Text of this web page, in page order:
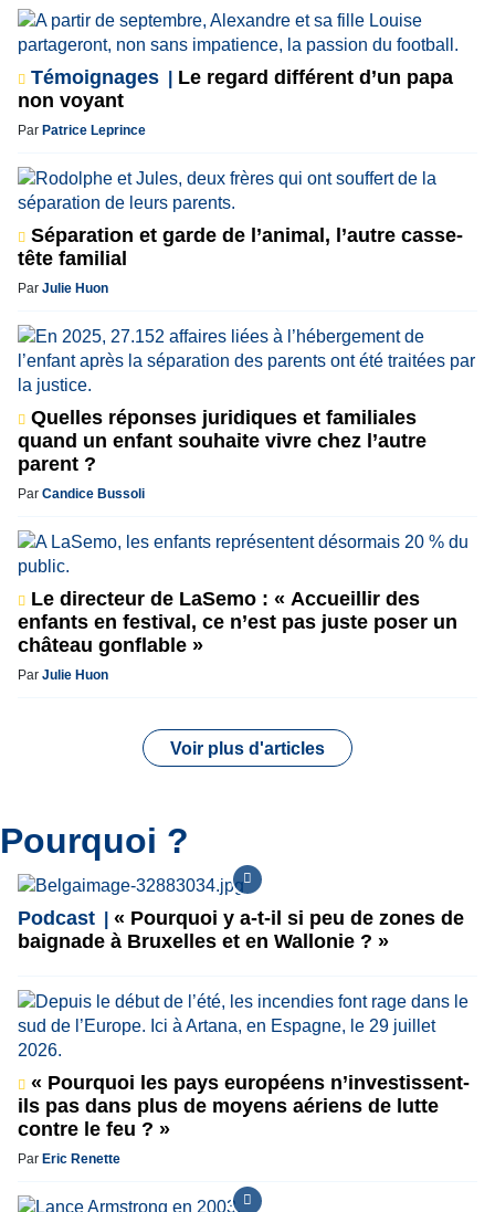
Témoignages
Le regard différent d’un papa
non voyant
Par Patrice Leprince
Séparation et garde de l’animal, l’autre casse-
tête familial
Par Julie Huon
Quelles réponses juridiques et familiales
quand un enfant souhaite vivre chez l’autre
parent ?
Par Candice Bussoli
Le directeur de LaSemo : « Accueillir des
enfants en festival, ce n’est pas juste poser un
château gonflable »
Par Julie Huon
Voir plus d'articles
Pourquoi ?
Podcast
« Pourquoi y a-t-il si peu de zones de
baignade à Bruxelles et en Wallonie ? »
« Pourquoi les pays européens n’investissent-
ils pas dans plus de moyens aériens de lutte
contre le feu ? »
Par Eric Renette